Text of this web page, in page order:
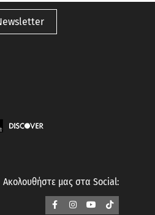
Ακολουθήστε μας στα Social: